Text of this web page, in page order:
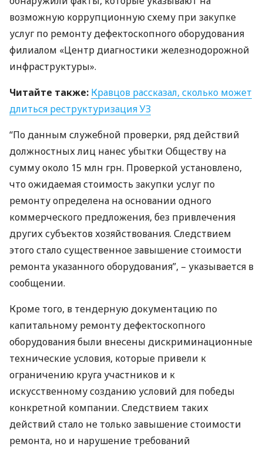
возможную коррупционную схему при закупке
услуг по ремонту дефектоскопного оборудования
филиалом «Центр диагностики железнодорожной
инфраструктуры».
Читайте также: Кравцов рассказал, сколько может
длиться реструктуризация УЗ
“По данным служебной проверки, ряд действий
должностных лиц нанес убытки Обществу на
сумму около 15 млн грн. Проверкой установлено,
что ожидаемая стоимость закупки услуг по
ремонту определена на основании одного
коммерческого предложения, без привлечения
других субъектов хозяйствования. Следствием
этого стало существенное завышение стоимости
ремонта указанного оборудования”, – указывается в
сообщении.
Кроме того, в тендерную документацию по
капитальному ремонту дефектоскопного
оборудования были внесены дискриминационные
технические условия, которые привели к
ограничению круга участников и к
искусственному созданию условий для победы
конкретной компании. Следствием таких
действий стало не только завышение стоимости
ремонта, но и нарушение требований